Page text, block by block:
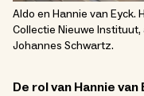
Aldo en Hannie van Eyck.
Collectie Nieuwe Instituut,
Johannes Schwartz.
De rol van Hannie van